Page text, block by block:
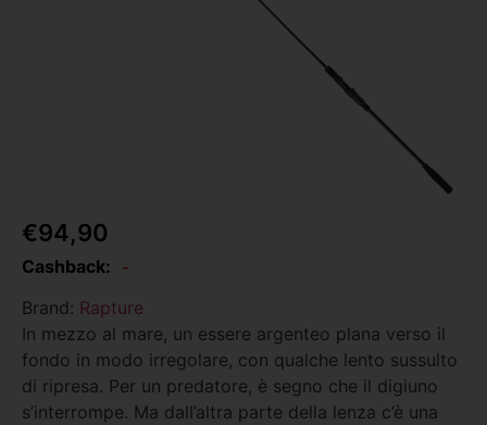
€94,90
Cashback: -
Brand: Rapture
In mezzo al mare, un essere argenteo plana verso il
fondo in modo irregolare, con qualche lento sussulto
di ripresa. Per un predatore, è segno che il digiuno
s’interrompe. Ma dall’altra parte della lenza c’è una